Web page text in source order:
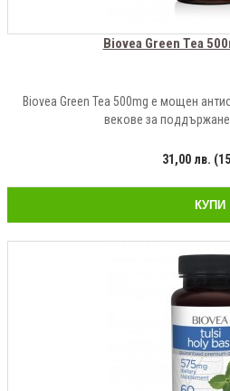
Biovea Green Tea
Biovea Green Tea 500mg е мощен
векове за поддържане
31,00 лв.
КУПИ